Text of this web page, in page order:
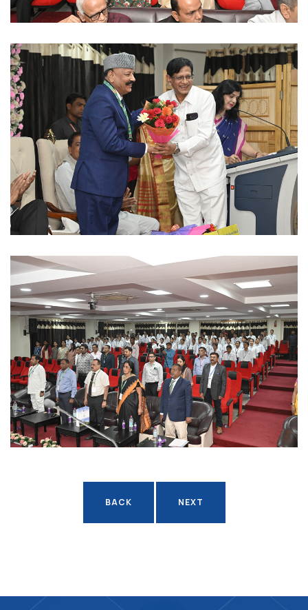
Ayush University CG
Ayush University CG
BACK
NEXT